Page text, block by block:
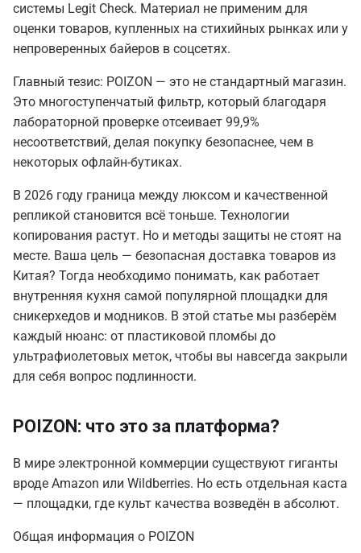
системы Legit Check. Материал не применим для
оценки товаров, купленных на стихийных рынках или у
непроверенных байеров в соцсетях.
Главный тезис: POIZON — это не стандартный магазин.
Это многоступенчатый фильтр, который благодаря
лабораторной проверке отсеивает 99,9%
несоответствий, делая покупку безопаснее, чем в
некоторых офлайн-бутиках.
В 2026 году граница между люксом и качественной
репликой становится всё тоньше. Технологии
копирования растут. Но и методы защиты не стоят на
месте. Ваша цель — безопасная доставка товаров из
Китая? Тогда необходимо понимать, как работает
внутренняя кухня самой популярной площадки для
сникерхедов и модников. В этой статье мы разберём
каждый нюанс: от пластиковой пломбы до
ультрафиолетовых меток, чтобы вы навсегда закрыли
для себя вопрос подлинности.
POIZON: что это за платформа?
В мире электронной коммерции существуют гиганты
вроде Amazon или Wildberries. Но есть отдельная каста
— площадки, где культ качества возведён в абсолют.
Общая информация о POIZON